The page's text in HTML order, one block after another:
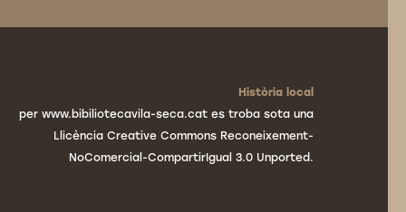
Història local
per www.bibiliotecavila-seca.cat es troba sota una
Llicència Creative Commons Reconeixement-
NoComercial-CompartirIgual 3.0 Unported.